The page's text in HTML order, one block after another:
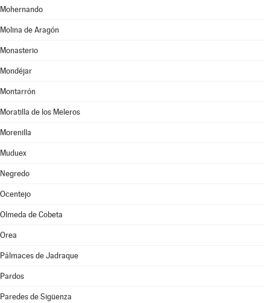
Mohernando
Molina de Aragón
Monasterio
Mondéjar
Montarrón
Moratilla de los Meleros
Morenilla
Muduex
Negredo
Ocentejo
Olmeda de Cobeta
Orea
Pálmaces de Jadraque
Pardos
Paredes de Sigüenza